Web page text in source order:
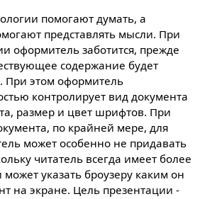
помогают думать, а
представлять мысли. При
оформитель заботится, прежде
содержание будет
При этом оформитель
контролирует вид документа
размер и цвет шрифтов. При
по крайней мере, для
может особенно не придавать
читатель всегда имеет более
указать броузеру каким он
на экране. Цель презентации -